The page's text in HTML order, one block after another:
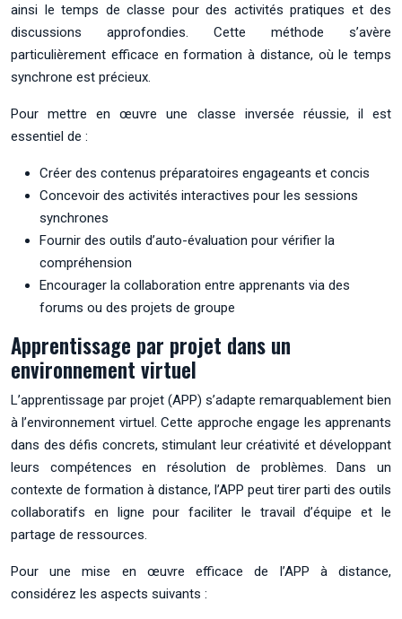
ainsi le temps de classe pour des activités pratiques et des
discussions approfondies. Cette méthode s’avère
particulièrement efficace en formation à distance, où le temps
synchrone est précieux.
Pour mettre en œuvre une classe inversée réussie, il est
essentiel de :
Créer des contenus préparatoires engageants et concis
Concevoir des activités interactives pour les sessions
synchrones
Fournir des outils d’auto-évaluation pour vérifier la
compréhension
Encourager la collaboration entre apprenants via des
forums ou des projets de groupe
Apprentissage par projet dans un
environnement virtuel
L’apprentissage par projet (APP) s’adapte remarquablement bien
à l’environnement virtuel. Cette approche engage les apprenants
dans des défis concrets, stimulant leur créativité et développant
leurs compétences en résolution de problèmes. Dans un
contexte de formation à distance, l’APP peut tirer parti des outils
collaboratifs en ligne pour faciliter le travail d’équipe et le
partage de ressources.
Pour une mise en œuvre efficace de l’APP à distance,
considérez les aspects suivants :